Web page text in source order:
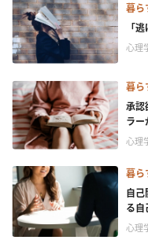
暮ら
「
心理
暮ら
承認
ラー
心理
暮ら
自
る自
心理